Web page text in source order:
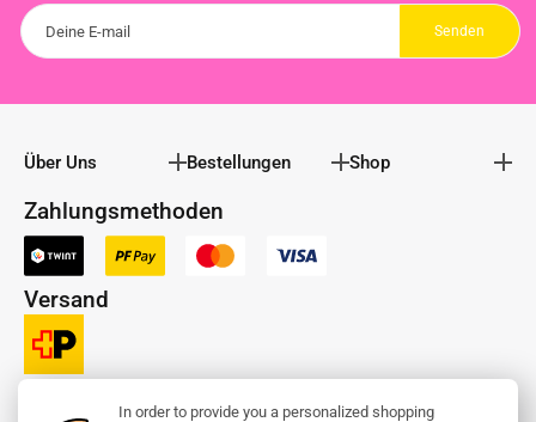
Über Uns Bestellungen Shop
Zahlungsmethoden
Versand
In order to provide you a personalized shopping